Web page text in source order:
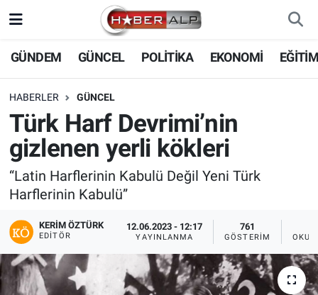
GÜNDEM GÜNCEL POLİTİKA EKONOMİ
HABERLER GÜNCEL
Türk Harf Devrimi’nin
gizlenen yerli kökleri
“Latin Harflerinin Kabulü Değil Yeni Türk
Harflerinin Kabulü”
KERIM ÖZTÜRK
EDITÖR
12.06.2023 - 12:17
YAYINLANMA
761
GÖSTERIM
Nöbetçi Eczaneler
Hava Durumu
Trafik Durumu
Süper Lig Puan Durumu ve Fikstür
Tüm Manşetler
Son Dakika Haberleri
Haber Arşivi